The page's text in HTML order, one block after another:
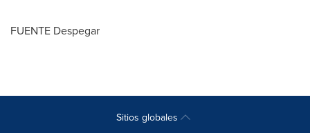
FUENTE Despegar
Sitios globales